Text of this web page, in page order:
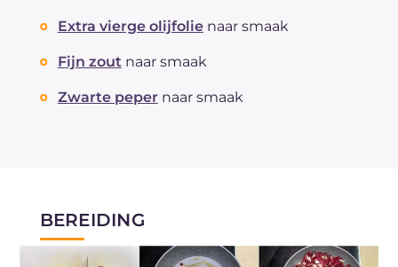
Extra vierge olijfolie naar smaak
Fijn zout naar smaak
Zwarte peper naar smaak
BEREIDING